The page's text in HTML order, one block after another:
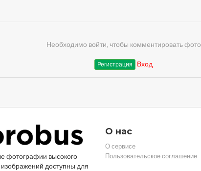
Необходимо войти, чтобы комментировать фото
Регистрация Вход
фотографии высокого
доступны для
О нас
О сервисе
Пользовательское соглашение